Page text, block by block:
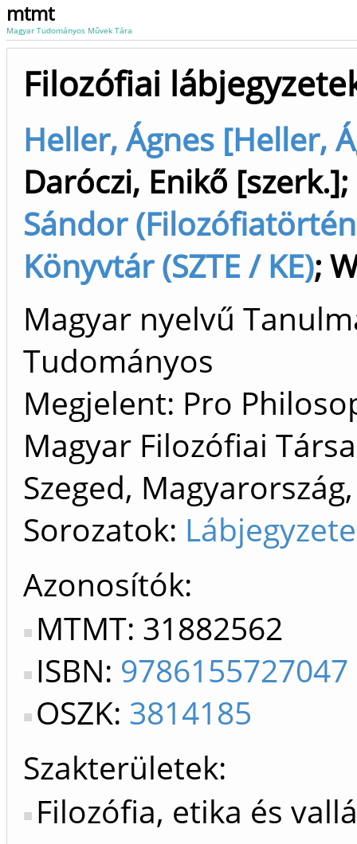
mtmt
Magyar Tudományos Művek Tára
Filozófiai
Heller, Ágnes [Heller,
Daróczi, Enikő [szerk.];
Sándor
Könyvtár (SZTE / KE);
Magyar nyelvű
Tudományos
Megjelent: Pro
Magyar Filozófiai
Szeged,
Sorozatok:
Azonosítók
MTMT: 31882562
ISBN: 9786155727047
OSZK: 3814185
Szakterületek:
Filozófia, etika és